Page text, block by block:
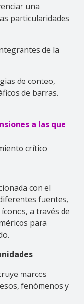
una
particularidades
de la
de conteo,
de barras.
a las que
crítico
con el
fuentes,
a través de
para
marcos
fenómenos y